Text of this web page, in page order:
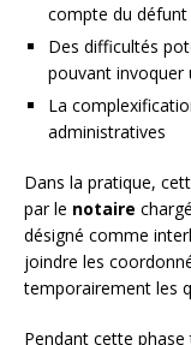
compte du défunt
Des difficultés
pouvant invoquer
La
administratives
Dans la pratique,
par le notaire
désigné comme
joindre les
temporairement les
Pendant cette